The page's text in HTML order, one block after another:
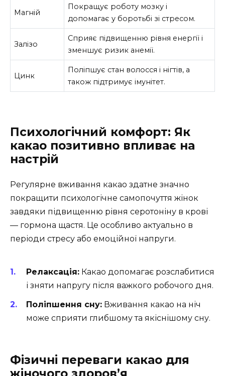
Магній
Покращує роботу мозку і
допомагає у боротьбі зі стресом.
Залізо
Сприяє підвищенню рівня енергії і
зменшує ризик анемії.
Цинк
Поліпшує стан волосся і нігтів, а
також підтримує імунітет.
Психологічний комфорт: Як
какао позитивно впливає на
настрій
Регулярне вживання какао здатне значно
покращити психологічне самопочуття жінок
завдяки підвищенню рівня серотоніну в крові
— гормона щастя. Це особливо актуально в
періоди стресу або емоційної напруги.
Релаксація: Какао допомагає розслабитися
і зняти напругу після важкого робочого дня.
Поліпшення сну: Вживання какао на ніч
може сприяти глибшому та якіснішому сну.
Фізичні переваги какао для